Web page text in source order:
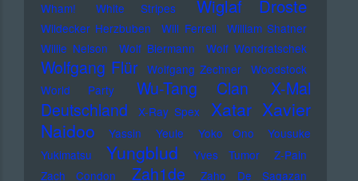
Wham!
White Stripes Wiglaf Droste
Wildecker Herzbuben Will Ferrell
William Shatner
Willie Nelson
Wolf Biermann Wolf Wondratschek
Wolfgang Flür Wolfgang Zechner
Woodstock
World Party
Wu-Tang Clan
X-Mal
Deutschland
X-Ray Spex Xatar Xavier
Naidoo
Yassin Yeule Yoko Ono
Yousuke
Yukimatsu
Yungblud Yves Tumor
Z-Pain
Zach Condon
Zah1de Zaho De Sagazan